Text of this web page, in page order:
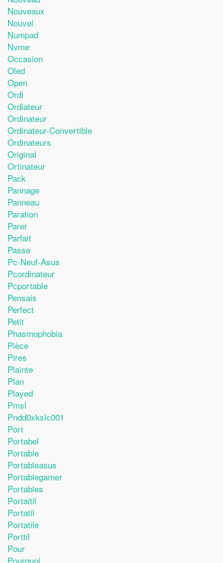
Nouveaux
Nouvel
Numpad
Nvme
Occasion
Oled
Open
Ordi
Ordiateur
Ordinateur
Ordinateur-Convertible
Ordinateurs
Original
Ortinateur
Pack
Pannage
Panneau
Paration
Parer
Parfait
Passe
Pc-Neuf-Asus
Pcordinateur
Pcportable
Pensais
Perfect
Petit
Phasmophobia
Pièce
Pires
Plainte
Plan
Played
Pmsl
Pndd0xkslc001
Port
Portabel
Portable
Portableasus
Portablegamer
Portables
Portaitil
Portatil
Portatile
Porttil
Pour
Pourquoi